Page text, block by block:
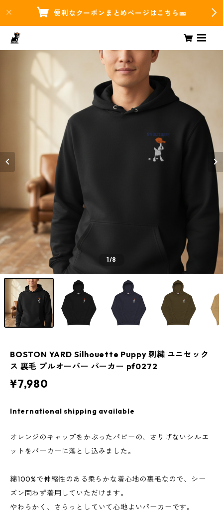
便利なクーポンまとめページはこちら🎫
1/8
BOSTON YARD Silhouette Puppy 刺繍 ユニセック
ス 裏毛 プルオーバー パーカー pf0272
¥7,980
International shipping available
オレンジのキャップをかぶったパピーの、さりげないシルエ
ットをパーカーに落とし込みました。
綿100%で伸縮性のある柔らかな着心地の裏毛なので、シー
ズン問わず着用していただけます。
やわらかく、さらっとしていて心地よいパーカーです。